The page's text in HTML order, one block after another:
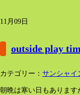
11月09日
outside play
カテゴリー： サンシャイ
朝晩は寒い日もありま